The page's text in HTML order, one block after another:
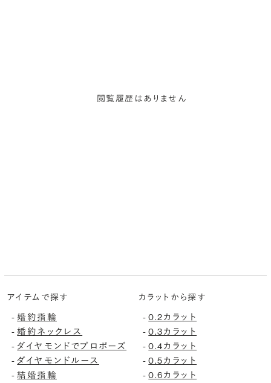
閲覧履歴はありません
アイテムで探す
-婚約指輪
-婚約ネックレス
-ダイヤモンドでプロポーズ
-ダイヤモンドルース
-結婚指輪
カラットから探す
-0.2カラット
-0.3カラット
-0.4カラット
-0.5カラット
-0.6カラット